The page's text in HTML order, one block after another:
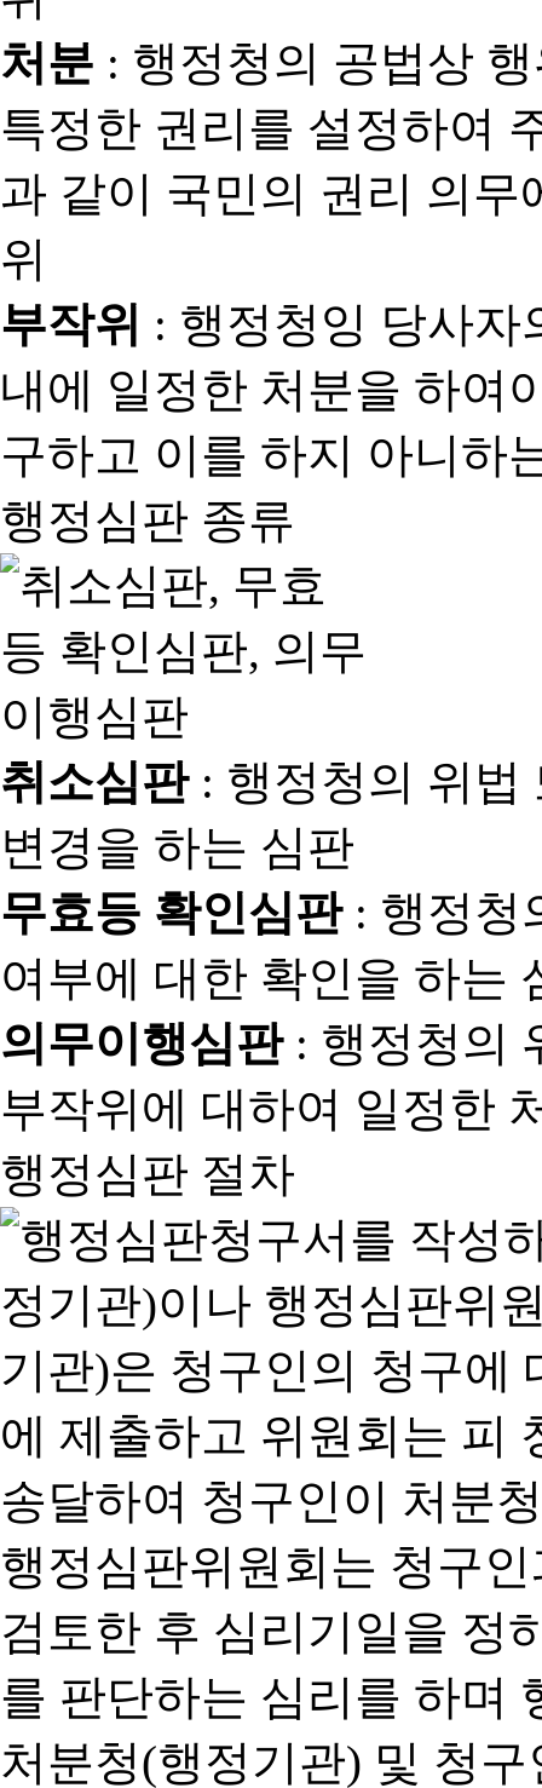
처분 : 행정청의 공법상
특정한 권리를 설정하여
과 같이 국민의 권리 의
위
부작위 : 행정청잉 당사자
내에 일정한 처분을 하여
구하고 이를 하지 아니하
행정심판 종류
취소심판: 행정청의 위법
변경을 하는 심판
무효등 확인심판: 행정청
여부에 대한 확인을 하는
의무이행심판: 행정청의
부작위에 대하여 일정한
행정심판 절차